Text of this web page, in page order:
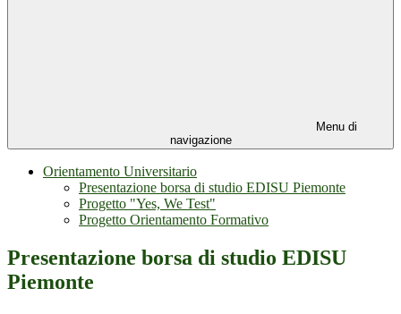
Menu di
navigazione
Orientamento Universitario
Presentazione borsa di studio EDISU Piemonte
Progetto "Yes, We Test"
Progetto Orientamento Formativo
Presentazione borsa di studio EDISU
Piemonte